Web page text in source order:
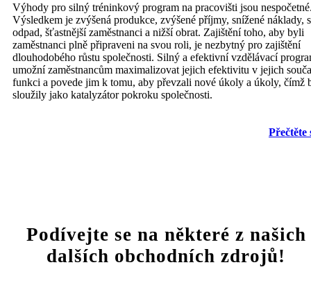
Výhody pro silný tréninkový program na pracovišti jsou
Výsledkem je zvýšená produkce, zvýšené příjmy, snížené náklady,
odpad, šťastnější zaměstnanci a nižší obrat. Zajištění toho, aby byli
zaměstnanci plně připraveni na svou roli, je nezbytný pro zajištění
dlouhodobého růstu společnosti. Silný a efektivní vzdělávací
umožní zaměstnancům maximalizovat jejich efektivitu v jejich
funkci a povede jim k tomu, aby převzali nové úkoly a úkoly, čímž
sloužily jako katalyzátor pokroku společnosti.
Přečtěte
Podívejte se na některé z našich
dalších obchodních zdrojů!